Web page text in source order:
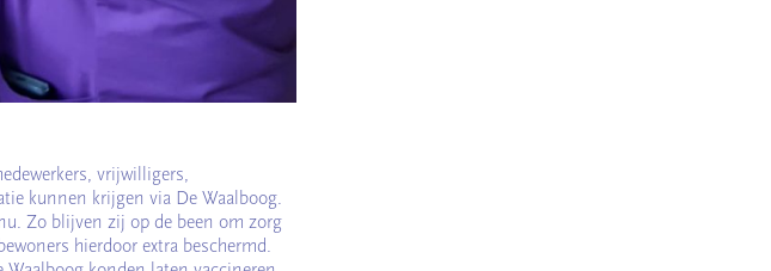
vrijwilligers,
kunnen krijgen via De Waalboog.
Zo blijven zij op de been om zorg
hierdoor extra beschermd.